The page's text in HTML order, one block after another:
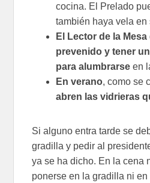
cocina. El Prelado
también haya vela en
El Lector de la
prevenido y tener
para alumbrarse en
En verano, como se
abren las vidrieras
Si alguno entra tarde se
gradilla y pedir al
ya se ha dicho. En la cena
ponerse en la gradilla ni